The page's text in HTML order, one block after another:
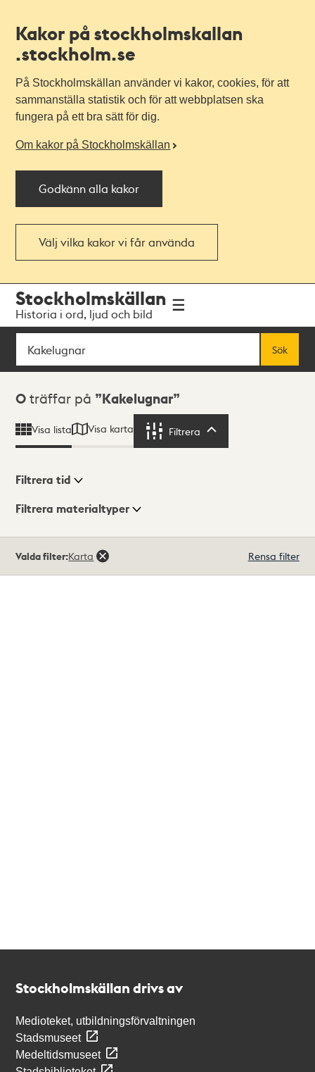
Kakor på stockholmskallan
.stockholm.se
På Stockholmskällan använder vi kakor, cookies, för att
sammanställa statistik och för att webbplatsen ska
fungera på ett bra sätt för dig.
Om kakor på Stockholmskällan
Godkänn alla kakor
Välj vilka kakor vi får använda
navigationen
huvudinnehållet
Stockholmskällan
Historia i ord, ljud och bild
Sök
Sök
Sökresultat
0 träffar på Kakelugnar
Visa lista Visa karta Filtrera
Visningsläge
Filtrera tid
Filtrera materialtyper
träffar
Valda filter:Karta Rensa filter
Stockholmskällan drivs av
Medioteket, utbildningsförvaltningen
Stadsmuseet
Medeltidsmuseet